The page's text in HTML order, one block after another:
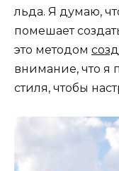
льда. Я думаю,
помешает
это методом
внимание, что я
стиля, чтобы